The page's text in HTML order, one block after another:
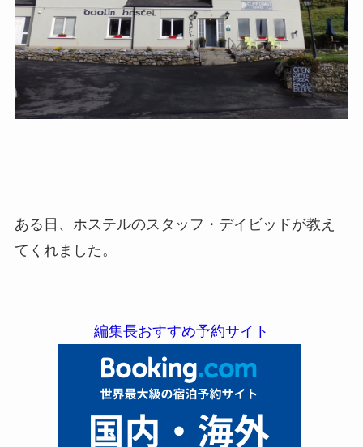
ある日、ホステルのスタッフ・デイビッドが教え
てくれました。
編集長おすすめ予約サイト